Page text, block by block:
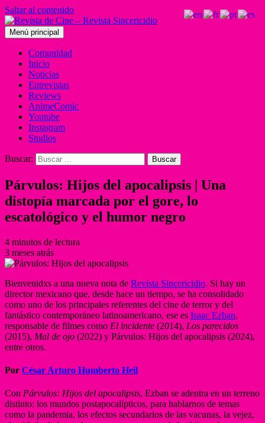
Saltar al contenido
Menú principal
Comunidad
Inicio
Noticias
Entrevistas
Reviews
AnimeComic
Youtube
Instagram
Studios
Buscar:
Párvulos: Hijos del apocalipsis | Una
distopía marcada por el gore, lo
escatológico y el humor negro
4 minutos de lectura
3 meses atrás
Bienvenidxs a una nueva nota de Revista Sincericidio. Si hay un
director mexicano que, desde hace un tiempo, se ha consolidado
como uno de los principales referentes del cine de terror y del
fantástico contemporáneo latinoamericano, ese es Isaac Ezban,
responsable de filmes como El incidente (2014), Los parecidos
(2015), Mal de ojo (2022) y Párvulos: Hijos del apocalipsis (2024),
entre otros.
Por César Arturo Humberto Heil
Con Párvulos: Hijos del apocalipsis, Ezban se adentra en un terreno
distinto: los mundos postapocalípticos, para hablarnos de temas
como la pandemia, los efectos secundarios de las vacunas, la vejez,